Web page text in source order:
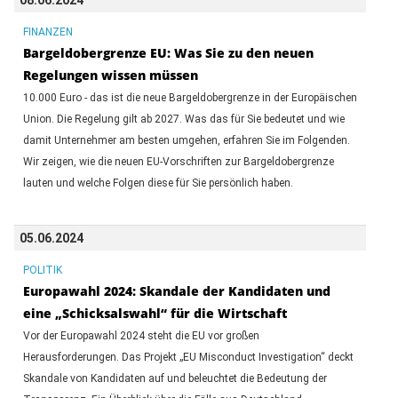
FINANZEN
Bargeldobergrenze EU: Was Sie zu den neuen
Regelungen wissen müssen
10.000 Euro - das ist die neue Bargeldobergrenze in der Europäischen
Union. Die Regelung gilt ab 2027. Was das für Sie bedeutet und wie
damit Unternehmer am besten umgehen, erfahren Sie im Folgenden.
Wir zeigen, wie die neuen EU-Vorschriften zur Bargeldobergrenze
lauten und welche Folgen diese für Sie persönlich haben.
05.06.2024
POLITIK
Europawahl 2024: Skandale der Kandidaten und
eine „Schicksalswahl“ für die Wirtschaft
Vor der Europawahl 2024 steht die EU vor großen
Herausforderungen. Das Projekt „EU Misconduct Investigation“ deckt
Skandale von Kandidaten auf und beleuchtet die Bedeutung der